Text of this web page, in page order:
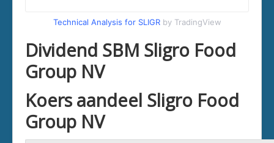
Technical Analysis for SLIGRby TradingView
Dividend SBM Sligro Food
Group NV
Koers aandeel Sligro Food
Group NV